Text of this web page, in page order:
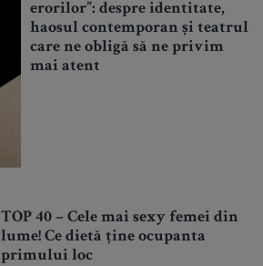
erorilor”: despre identitate,
haosul contemporan și teatrul
care ne obligă să ne privim
mai atent
TOP 40 – Cele mai sexy femei din
lume! Ce dietă ține ocupanta
primului loc